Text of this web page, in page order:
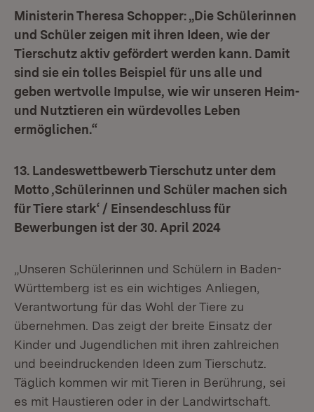
Ministerin Theresa Schopper: „Die Schülerinnen
und Schüler zeigen mit ihren Ideen, wie der
Tierschutz aktiv gefördert werden kann. Damit
sind sie ein tolles Beispiel für uns alle und
geben wertvolle Impulse, wie wir unseren Heim-
und Nutztieren ein würdevolles Leben
ermöglichen.“
13. Landeswettbewerb Tierschutz unter dem
Motto ,Schülerinnen und Schüler machen sich
für Tiere stark‘ / Einsendeschluss für
Bewerbungen ist der 30. April 2024
„Unseren Schülerinnen und Schülern in Baden-
Württemberg ist es ein wichtiges Anliegen,
Verantwortung für das Wohl der Tiere zu
übernehmen. Das zeigt der breite Einsatz der
Kinder und Jugendlichen mit ihren zahlreichen
und beeindruckenden Ideen zum Tierschutz.
Täglich kommen wir mit Tieren in Berührung, sei
es mit Haustieren oder in der Landwirtschaft.